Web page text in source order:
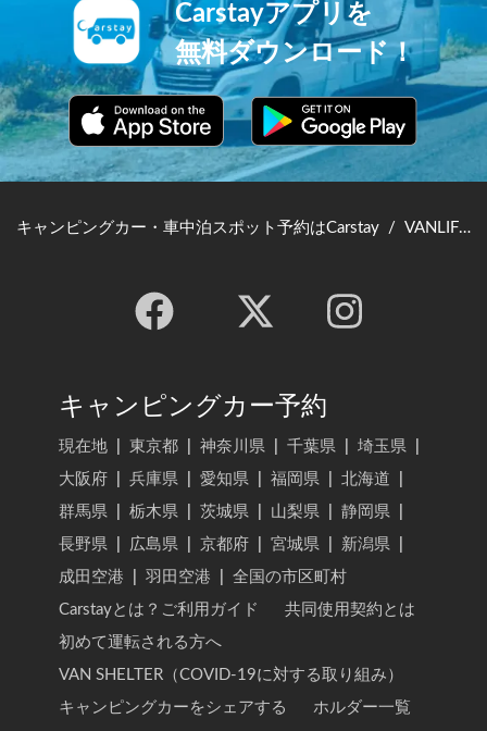
Carstayアプリを
無料ダウンロード！
キャンピングカー・車中泊スポット予約はCarstay / VANLIFE JAPAN TOP
キャンピングカー予約
現在地 東京都 神奈川県 千葉県 埼玉県
大阪府
兵庫県 愛知県 福岡県 北海道
群馬県
栃木県 茨城県 山梨県 静岡県
長野県
広島県 京都府 宮城県 新潟県
成田空港
羽田空港
全国の市区町村
Carstayとは？ご利用ガイド
共同使用契約とは
初めて運転される方へ
VAN SHELTER（COVID-19に対する取り組み）
キャンピングカーをシェアする
ホルダー一覧